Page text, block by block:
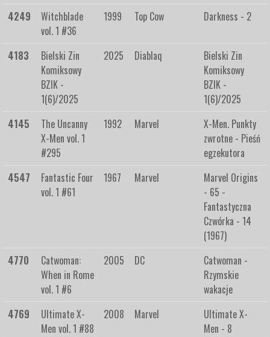
4249
Witchblade
vol. 1 #36
1999 Top Cow Darkness - 2
4183
Bielski Zin
Komiksowy
BZIK -
1(6)/2025
2025 Diablaq
Bielski Zin
Komiksowy
BZIK -
1(6)/2025
4145
The Uncanny
X-Men vol. 1
#295
1992 Marvel
X-Men. Punkty
zwrotne - Pieśń
egzekutora
4547
Fantastic Four
vol. 1 #61
1967 Marvel
Marvel Origins
- 65 -
Fantastyczna
Czwórka - 14
(1967)
4770
Catwoman:
When in Rome
vol. 1 #6
2005 DC
Catwoman -
Rzymskie
wakacje
4769
Ultimate X-
Men vol. 1 #88
2008 Marvel
Ultimate X-
Men - 8